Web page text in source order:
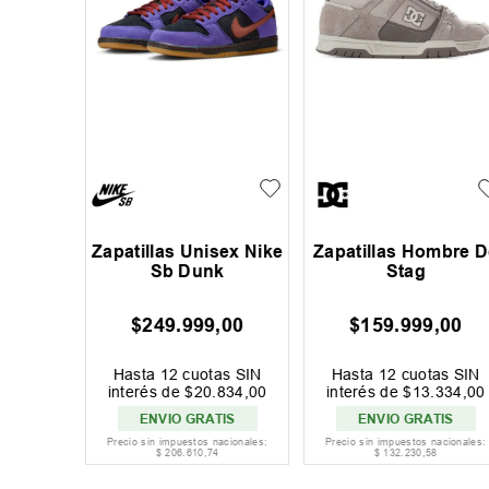
Zapatillas Unisex Nike
Sb Dunk
$249.999,00
Hasta 12 cuotas SIN
interés de$20 834 00
ENVIO GRATIS
Precio sin impuestos nacionales:
$ 206.610,74
Zapatillas Hombre
Stag
$159.999,00
Hasta 12 cuotas SIN
interés de$13 334 00
ENVIO GRATIS
Precio sin impuestos nacionales:
$ 132.230,58